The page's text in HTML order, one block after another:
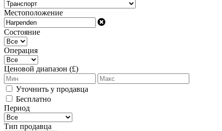
Местоположение
Состояние
Операция
Ценовой диапазон (£)
Уточнить у продавца
Бесплатно
Период
Тип продавца